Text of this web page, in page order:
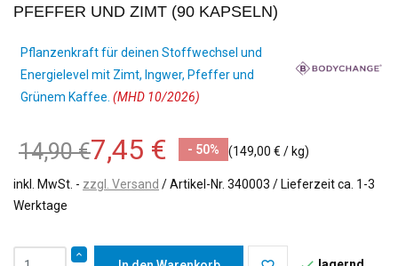
PFEFFER UND ZIMT (90 KAPSELN)
Pflanzenkraft für deinen Stoffwechsel und
Energielevel mit Zimt, Ingwer, Pfeffer und
Grünem Kaffee. (MHD 10/2026)
14,90 €7,45 € - 50% (149,00 € / kg)
inkl. MwSt. zzgl. Versand / Artikel-Nr. 340003 / Lieferzeit ca. 1-3
Werktage